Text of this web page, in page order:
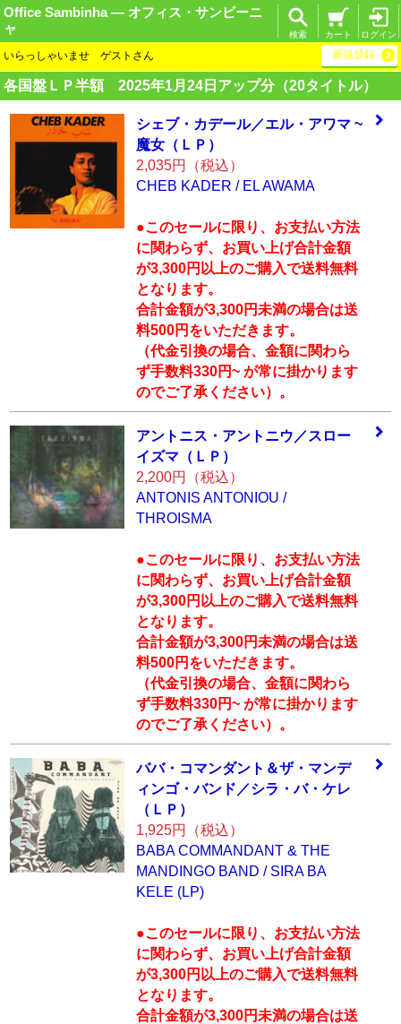
Office Sambinha ― オフィス・サンビーニ
ャ
ログイン
カート
検索
いらっしゃいませ ゲストさん 新規登録
各国盤ＬＰ半額 2025年1月24日アップ分（20タイトル）
シェブ・カデール／エル・アワマ ~
魔女（ＬＰ）
2,035円（税込）
CHEB KADER / EL AWAMA
●このセールに限り、お支払い方法
に関わらず、お買い上げ合計金額
が3,300円以上のご購入で送料無料
となります。
合計金額が3,300円未満の場合は送
料500円をいただきます。
（代金引換の場合、金額に関わら
ず手数料330円~ が常に掛かります
のでご了承ください）。
アントニス・アントニウ／スロー
イ ズマ（ＬＰ）
2,200円（税込）
ANTONIS ANTONIOU /
THROISMA
●このセールに限り、お支払い方法
に関わらず、お買い上げ合計金額
が3,300円以上のご購入で送料無料
となります。
合計金額が3,300円未満の場合は送
料500円をいただきます。
（代金引換の場合、金額に関わら
ず手数料330円~ が常に掛かります
のでご了承ください）。
ババ・コマンダント＆ザ・マンデ
ィ ンゴ・バンド／シラ・バ・ケレ
（Ｌ Ｐ）
1,925円（税込）
BABA COMMANDANT & THE
MANDINGO BAND / SIRA BA
KELE (LP)
●このセールに限り、お支払い方法
に関わらず、お買い上げ合計金額
が3,300円以上のご購入で送料無料
となります。
合計金額が3,300円未満の場合は送